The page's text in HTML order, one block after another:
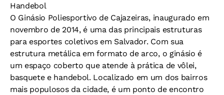
Handebol
O Ginásio Poliesportivo de Cajazeiras, inaugurado em
novembro de 2014, é uma das principais estruturas
para esportes coletivos em Salvador. Com sua
estrutura metálica em formato de arco, o ginásio é
um espaço coberto que atende à prática de vôlei,
basquete e handebol. Localizado em um dos bairros
mais populosos da cidade, é um ponto de encontro